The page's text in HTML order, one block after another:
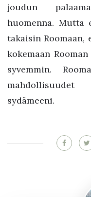
joudun
huomenna.
takaisin Roomaan,
kokemaan
syvemmin.
sydämeeni.